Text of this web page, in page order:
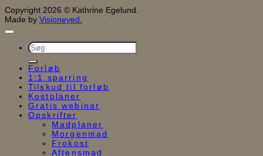
Copyright 2026 © Kathrine Egelund.
Made by Visioneyed.
Søg
efter:
Forløb
1:1 sparring
Tilskud til forløb
Kostplaner
Gratis webinar
Opskrifter
Madplaner
Morgenmad
Frokost
Aftensmad